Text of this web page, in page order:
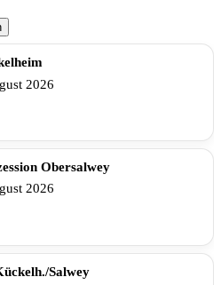
2026
Obersalwey
2026
Salwey